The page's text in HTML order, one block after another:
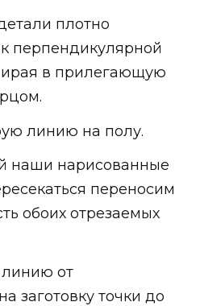
плотно
перпендикулярной
в прилегающую
линию на полу.
наши нарисованные
переносим
обоих отрезаемых
от
заготовку точки до